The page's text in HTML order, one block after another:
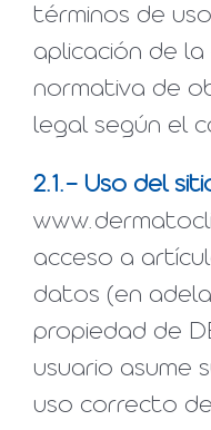
términos de
aplicación de
normativa de
legal según el
2.1.- Uso del
acceso a
datos (en
propiedad de
usuario asume
uso correcto